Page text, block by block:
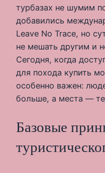
турбазах не шумим
добавились
Leave No Trace, но
не мешать другим и
Сегодня, когда
для похода купить
особенно важен:
больше, а места —
Базовые